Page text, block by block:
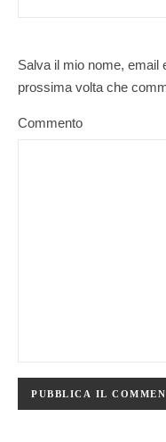
Salva il mio nome, email
prossima volta che
Commento